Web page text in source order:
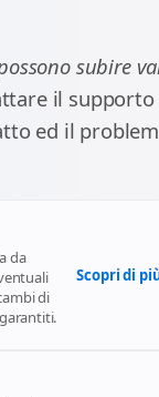
subire
il
ed il
da
di
Scopri di